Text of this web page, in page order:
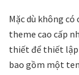
Mặc dù không
theme cao cấp
thiết để thiết lập
bao gồm một